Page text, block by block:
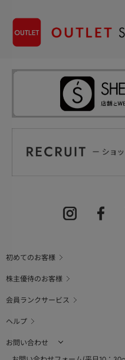
初めてのお客様
株主優待のお客様
会員ランクサービス
ヘルプ
お問い合わせ